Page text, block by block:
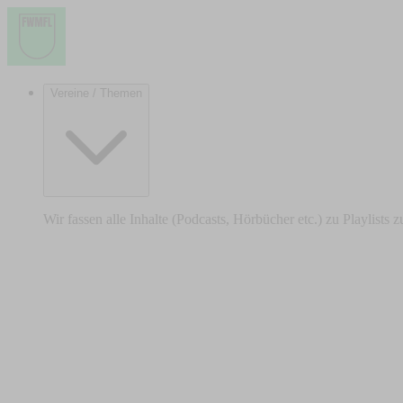
Vereine / Themen
Wir fassen alle Inhalte (Podcasts, Hörbücher etc.) zu Playlists